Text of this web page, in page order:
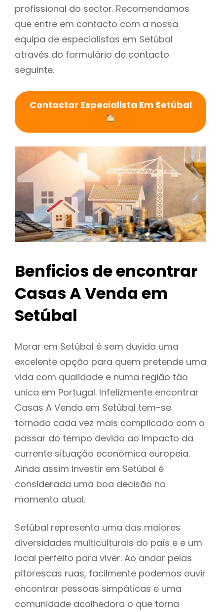
profissional do sector. Recomendamos
que entre em contacto com a nossa
equipa de especialistas em Setúbal
através do formulário de contacto
seguinte.
Contactar Especialista Em Setúbal
Benficios de encontrar
Casas A Venda em
Setúbal
Morar em Setúbal é sem duvida uma
excelente opção para quem pretende uma
vida com qualidade e numa região táo
unica em Portugal. Infelizmente encontrar
Casas A Venda em Setúbal tem-se
tornado cada vez mais complicado com o
passar do tempo devido ao impacto da
currente situação económica europeia.
Ainda assim Investir em Setúbal é
considerada uma boa decisão no
momento atual.
Setúbal representa uma das maiores
diversidades multiculturais do país e e um
local perfeito para viver. Ao andar pelas
pitorescas ruas, facilmente podemos ouvir
encontrar pessoas simpáticas e uma
comunidade acolhedora o que torna